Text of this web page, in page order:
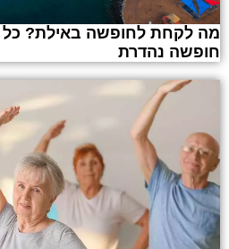
מה לקחת לחופשה באילת?
חופשה נהדרת